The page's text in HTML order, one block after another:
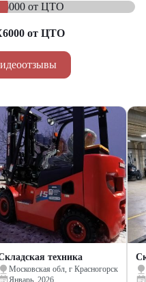
от ЦТО
техника
Московская обл, г Красногорск
Январь, 2026